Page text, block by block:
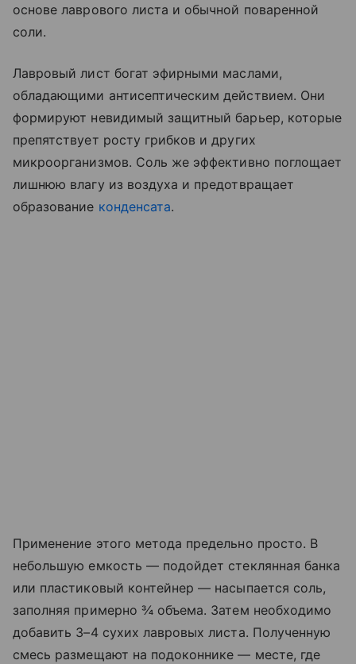
основе лаврового листа и обычной поваренной
соли.
Лавровый лист богат эфирными маслами,
обладающими антисептическим действием. Они
формируют невидимый защитный барьер, которые
препятствует росту грибков и других
микроорганизмов. Соль же эффективно поглощает
лишнюю влагу из воздуха и предотвращает
образование конденсата.
Применение этого метода предельно просто. В
небольшую емкость — подойдет стеклянная банка
или пластиковый контейнер — насыпается соль,
заполняя примерно ¾ объема. Затем необходимо
добавить 3–4 сухих лавровых листа. Полученную
смесь размещают на подоконнике — месте, где